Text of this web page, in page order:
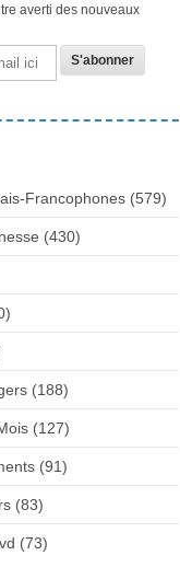
averti des nouveaux
Francophones (579)
(430)
(188)
(127)
(91)
(83)
(73)